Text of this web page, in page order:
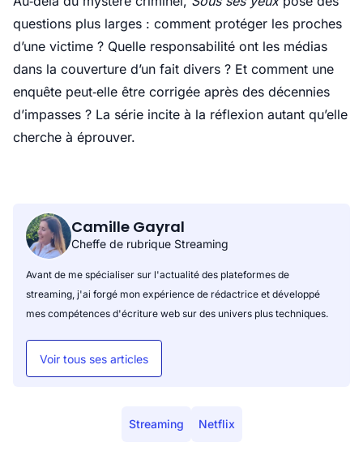
questions plus larges : comment protéger les proches
d’une victime ? Quelle responsabilité ont les médias
dans la couverture d’un fait divers ? Et comment une
enquête peut‑elle être corrigée après des décennies
d’impasses ? La série incite à la réflexion autant qu’elle
cherche à éprouver.
Camille Gayral
Cheffe de rubrique Streaming
Avant de me spécialiser sur l'actualité des plateformes de
streaming, j'ai forgé mon expérience de rédactrice et développé
mes compétences d'écriture web sur des univers plus techniques.
Voir tous ses articles
Streaming Netflix